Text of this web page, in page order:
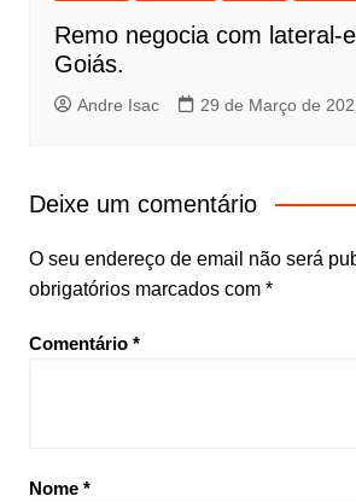
Remo negocia com lateral-
Goiás.
Andre Isac 29 de Março de
Deixe um comentário
O seu endereço de email não será
obrigatórios marcados com *
Comentário *
Nome *